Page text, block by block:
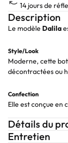
14 jours de
Description
Le modèle Dalila
Style/Look
Moderne, cette
décontractées ou
Confection
Elle est conçue en
Détails du
Entretien